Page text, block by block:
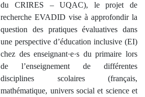
du CRIRES – UQAC), le projet de
recherche EVADID vise à approfondir la
question des pratiques évaluatives dans
une perspective d’éducation inclusive (EI)
chez des enseignant·e·s du primaire lors
de l’enseignement de différentes
disciplines scolaires (français,
mathématique, univers social et science et